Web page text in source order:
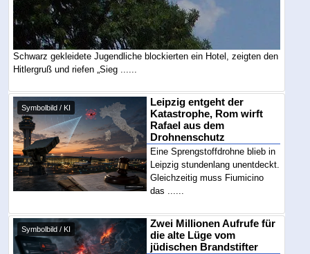
Schwarz gekleidete Jugendliche blockierten ein Hotel, zeigten den
Hitlergruß und riefen „Sieg ......
Symbolbild / KI
Leipzig entgeht der
Katastrophe, Rom wirft
Rafael aus dem
Drohnenschutz
Eine Sprengstoffdrohne blieb in
Leipzig stundenlang unentdeckt.
Gleichzeitig muss Fiumicino
das ......
Symbolbild / KI
Zwei Millionen Aufrufe für
die alte Lüge vom
jüdischen Brandstifter